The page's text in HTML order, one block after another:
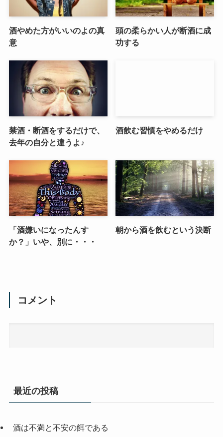
酒やめた方がいいのよの真
意
頭の柔らかい人が断酒に成
功する
禁酒・断酒をするだけで、
去年の自分と違うよ♪
酒飲む習慣をやめるだけ
「酒嫌いになったんす
か？」いや、別に・・・
朝から酒を飲むという決断
コメント
最近の投稿
酒は不満と不安の餌である